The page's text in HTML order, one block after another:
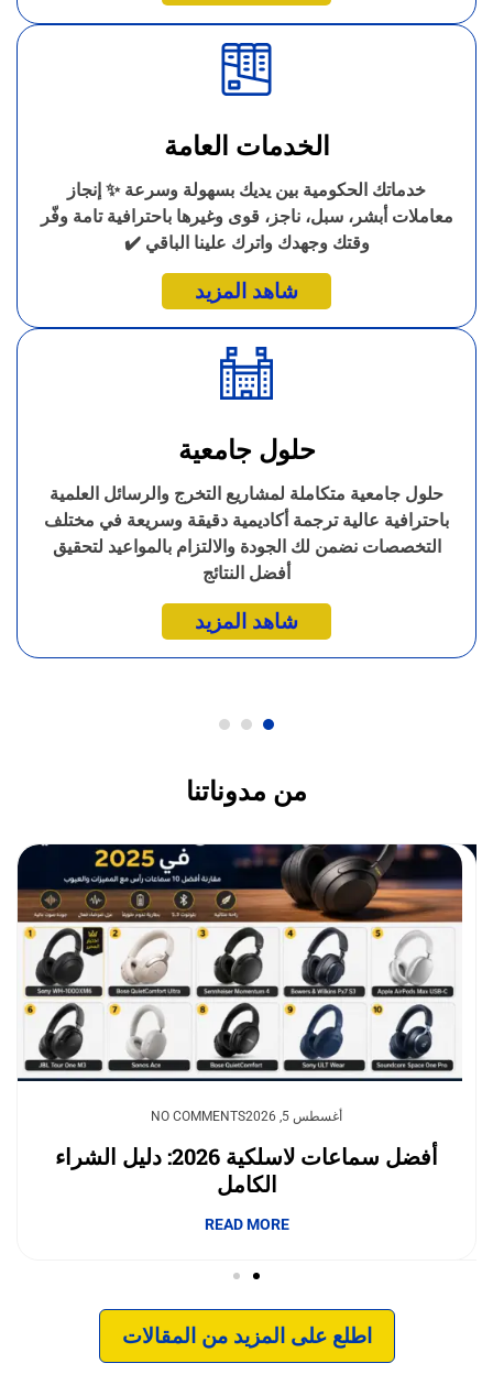
الخدمات العامة
خدماتك الحكومية بين يديك بسهولة وسرعة ✨ إنجاز
معاملات أبشر، سبل، ناجز، قوى وغيرها باحترافية تامة وفّر
وقتك وجهدك واترك علينا الباقي ✔️
شاهد المزيد
حلول جامعية
حلول جامعية متكاملة لمشاريع التخرج والرسائل العلمية
باحترافية عالية ترجمة أكاديمية دقيقة وسريعة في مختلف
التخصصات نضمن لك الجودة والالتزام بالمواعيد لتحقيق
أفضل النتائج
شاهد المزيد
من مدوناتنا
NO COMMENTS
وداعًا لقلق نفاد الشحن.. بطاريات السيليكون
والكربون تغيّر مستقبل الجوالات
READ MORE
أغسطس 5, 2026 NO COMMENTS
أفضل سماعات لاسلكية 2026: دليل الشراء
الكامل
READ MORE
اطلع على المزيد من المقالات